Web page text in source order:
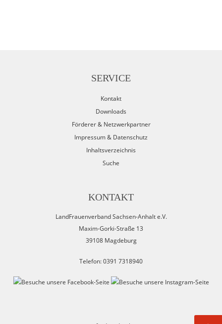
SERVICE
Kontakt
Downloads
Förderer & Netzwerkpartner
Impressum & Datenschutz
Inhaltsverzeichnis
Suche
KONTAKT
LandFrauenverband Sachsen-Anhalt e.V.
Maxim-Gorki-Straße 13
39108 Magdeburg
Telefon: 0391 7318940